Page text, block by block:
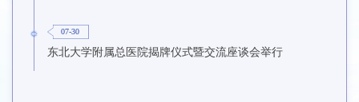
07-30
东北大学附属总医院揭牌仪式暨交流座谈会举行